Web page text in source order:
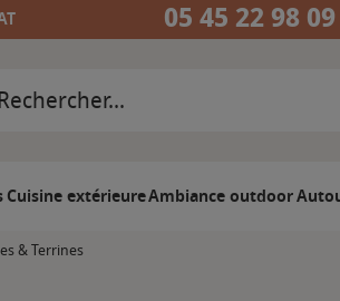
05 45 22 98 09
Cuisine extérieureAmbiance outdoor
& Terrines